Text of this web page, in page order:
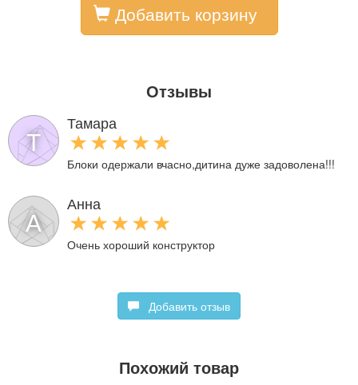
Добавить корзину
Отзывы
Т
Тамара
Блоки одержали вчасно,дитина дуже задоволена!!!
А
Анна
Очень хороший конструктор
Добавить отзыв
Похожий товар